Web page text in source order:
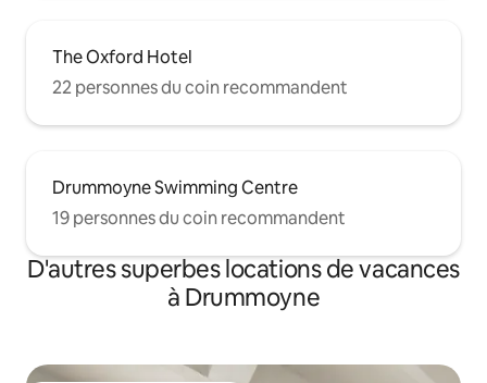
The Oxford Hotel
22 personnes du coin recommandent
Drummoyne Swimming Centre
19 personnes du coin recommandent
D'autres superbes locations de vacances
à Drummoyne